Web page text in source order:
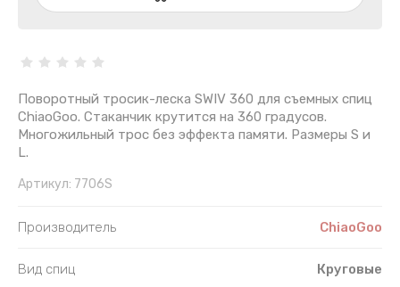
Поворотный тросик-леска SWIV 360 для съемных спиц
ChiaoGoo. Стаканчик крутится на 360 градусов.
Многожильный трос без эффекта памяти. Размеры S и
L.
Артикул: 7706S
Производитель ChiaoGoo
Вид спиц Круговые